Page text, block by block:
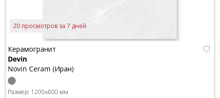
20 просмотров за 7 дней
Керамогранит
Devin
Novin Ceram (Иран)
Размер: 1200x600 мм